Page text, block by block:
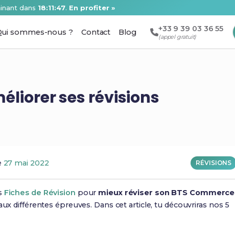
dans 18:11:46. En profiter »
sommes-nous ? Contact Blog +33 9 39 03 36 55
(appel gratuit)
ses révisions
27 mai 2022 RÉVISIONS
Fiches de Révision pour mieux réviser son BTS Commerce
différentes épreuves. Dans cet article, tu découvriras nos 5